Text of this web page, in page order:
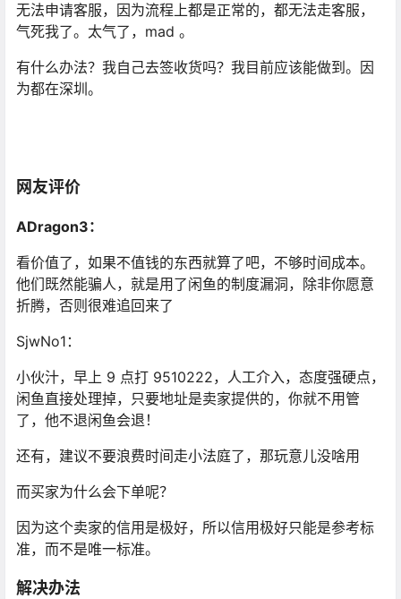
无法申请客服，因为流程上都是正常的，都无法走客服，
气死我了。太气了，mad 。
有什么办法？我自己去签收货吗？我目前应该能做到。因
为都在深圳。
网友评价
ADragon3：
看价值了，如果不值钱的东西就算了吧，不够时间成本。
他们既然能骗人，就是用了闲鱼的制度漏洞，除非你愿意
折腾，否则很难追回来了
SjwNo1：
小伙汁，早上 9 点打 9510222，人工介入，态度强硬点，
闲鱼直接处理掉，只要地址是卖家提供的，你就不用管
了，他不退闲鱼会退！
还有，建议不要浪费时间走小法庭了，那玩意儿没啥用
而买家为什么会下单呢？
因为这个卖家的信用是极好，所以信用极好只能是参考标
准，而不是唯一标准。
解决办法